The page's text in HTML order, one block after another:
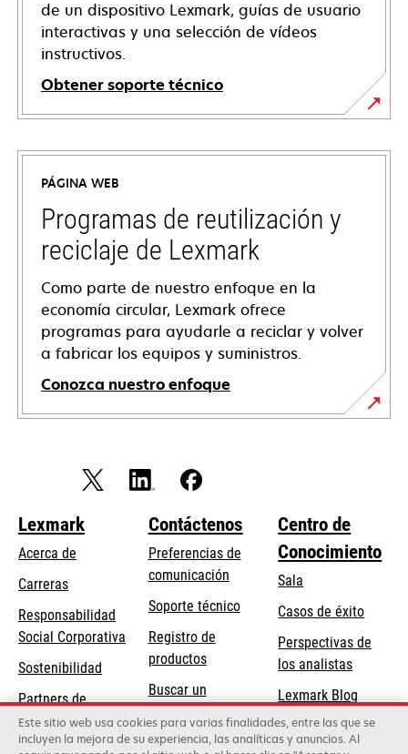
de un dispositivo Lexmark, guías de usuario
interactivas y una selección de vídeos
instructivos.
Obtener soporte técnico
se
abre
una
pestaña
nueva
PÁGINA WEB
Programas de reutilización y
reciclaje de Lexmark
Como parte de nuestro enfoque en la
economía circular, Lexmark ofrece
programas para ayudarle a reciclar y volver
a fabricar los equipos y suministros.
Conozca nuestro enfoque
Lexmark
Acerca de
Carreras
Responsabilidad
Social Corporativa
abre
una
pestaña
nueva
Sostenibilidad
Partners de
Lexmark
Contáctenos
Preferencias de
comunicación
Soporte técnicose
pestaña
nueva
Registro de
productos
Buscar un
concesionario
Centro de
Conocimiento
Sala
Casos de éxito
Perspectivas de
los analistas
Lexmark Blog
Este sitio web usa cookies para varias finalidades, entre las que se
incluyen la mejora de su experiencia, las analíticas y anuncios. Al